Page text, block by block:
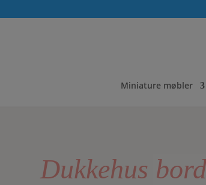
Miniature møbler
Dukkehus